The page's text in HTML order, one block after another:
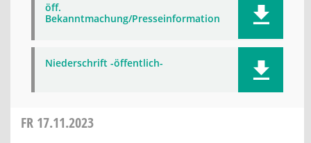
öff.
Bekanntmachung/Presseinformation
Niederschrift -öffentlich-
FR 17.11.2023